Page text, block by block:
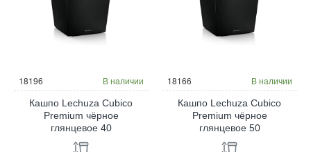
18196 В наличии
Кашпо Lechuza Cubico
Premium чёрное
глянцевое 40
18166 В наличии
Кашпо Lechuza Cubico
Premium чёрное
глянцевое 50